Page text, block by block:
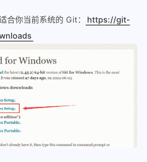
合你当前系统的 Git：
https://git-